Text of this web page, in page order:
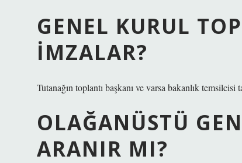
GENEL KURUL
IMZALAR?
Tutanağın toplantı başkanı ve varsa bakanlık
OLAĞANÜSTÜ
ARANIR MI?